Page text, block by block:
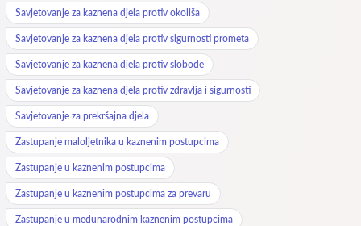
Savjetovanje za kaznena djela protiv okoliša
Savjetovanje za kaznena djela protiv sigurnosti prometa
Savjetovanje za kaznena djela protiv slobode
Savjetovanje za kaznena djela protiv zdravlja i sigurnosti
Savjetovanje za prekršajna djela
Zastupanje maloljetnika u kaznenim postupcima
Zastupanje u kaznenim postupcima
Zastupanje u kaznenim postupcima za prevaru
Zastupanje u međunarodnim kaznenim postupcima